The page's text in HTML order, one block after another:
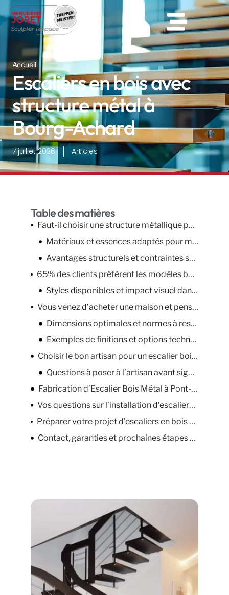
Accueil
Escaliers en bois avec
structure métal à
Bourg-Achard
7 juillet 2026 Articles
Table des matières
Faut-il choisir une structure métallique pour un escalier intérieur en bois ?
Matériaux et essences adaptés pour marches et structure
Avantages structurels et contraintes sur le chantier
65% des clients préfèrent les modèles bois-métal pour la rénovation intérieure
Styles disponibles et impact visuel dans une maison
Vous venez d’acheter une maison et pensez à un escalier mixte bois/métal ?
Dimensions optimales et normes à respecter
Exemples de finitions et options techniques
Choisir le bon artisan pour un escalier bois métal sur mesure
Questions à poser à l’artisan avant signature
Fabrication d’Escalier Bois Métal à Pont-Audemer
Vos questions sur l’installation d’escaliers mixtes en bois et métal
Préparer votre projet d’escaliers en bois avec structure métal à Bourg-Achard
Contact, garanties et prochaines étapes pour votre escalier